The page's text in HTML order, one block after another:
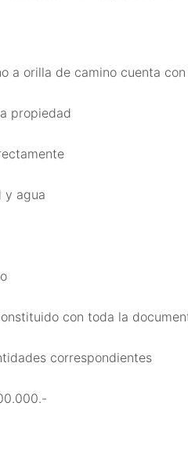
a orilla de camino cuenta
propiedad
y agua
con toda la
correspondientes